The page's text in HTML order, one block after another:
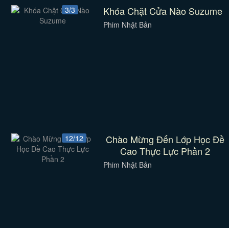
3/3 Khóa Chặt Cửa Nào Suzume
Phim Nhật Bản
12/12
Chào Mừng Đến Lớp Học Đề
Cao Thực Lực Phần 2
Phim Nhật Bản